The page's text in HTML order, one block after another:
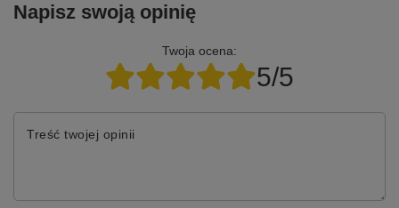
Napisz swoją opinię
Twoja ocena:
5/5
Treść twojej opinii